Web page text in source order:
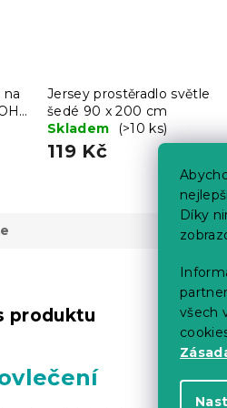
Díky
všech
na
Jersey prostěradlo světle
šedé 90 x 200 cm
Skladem
(>10 ks)
119 Kč
produktu